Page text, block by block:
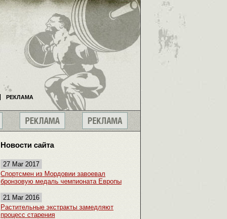
Новости сайта
27 Mar 2017
Спортсмен из Мордовии завоевал
бронзовую медаль чемпионата Европы
21 Mar 2016
Растительные экстракты замедляют
процесс старения
РЕКЛАМА